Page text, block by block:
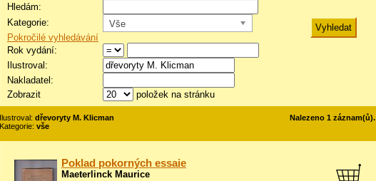
Hledám:
Kategorie:
Vše
Pokročilé vyhledávání
Rok vydání:
Ilustroval:
Nakladatel:
Zobrazit
položek na stránku
Ilustroval: dřevoryty M. Klicman
Kategorie: vše
Nalezeno 1 záznam(ů).
Poklad pokorných essaie
Maeterlinck Maurice